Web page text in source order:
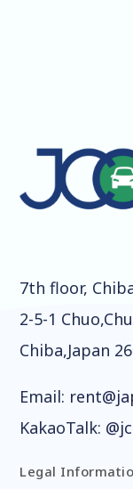
7th floor,
2-5-1
Chiba,Japan
Email:
KakaoTalk:
Legal